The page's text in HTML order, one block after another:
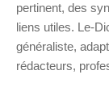
pertinent, des
liens utiles. Le-
généraliste,
rédacteurs,